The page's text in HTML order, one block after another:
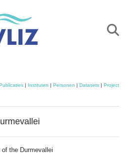
| Instituten | Personen | Datasets | Projecten
the Durmevallei